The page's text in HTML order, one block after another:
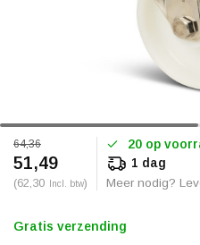
64,36
51,49
(62,30 Incl. btw)
20 op
1 dag
Meer nodig?
Gratis verzending